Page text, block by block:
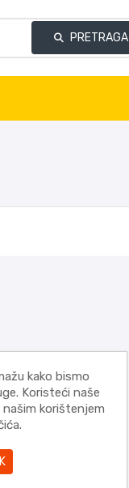
PRETRAGA
kako bismo
Koristeći naše
korištenjem